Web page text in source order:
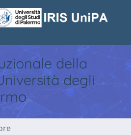
della
degli